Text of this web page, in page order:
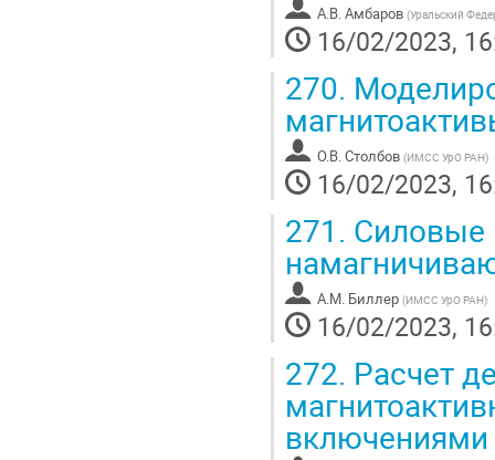
А.В. Амбаров (Уральский
16/02/2023,
270.
О.В. Столбов (ИМСС УрО РАН)
16/02/2023,
271. Силовые
А.М. Биллер (ИМСС УрО РАН)
16/02/2023,
272. Расчет
включениями